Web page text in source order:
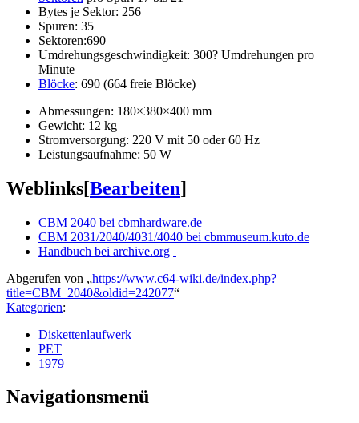
Bytes je Sektor: 256
Spuren: 35
Sektoren:690
Umdrehungsgeschwindigkeit: 300? Umdrehungen pro
Minute
Blöcke: 690 (664 freie Blöcke)
Abmessungen: 180×380×400 mm
Gewicht: 12 kg
Stromversorgung: 220 V mit 50 oder 60 Hz
Leistungsaufnahme: 50 W
Weblinks[Bearbeiten]
CBM 2040 bei cbmhardware.de
CBM 2031/2040/4031/4040 bei cbmmuseum.kuto.de
Handbuch bei archive.org
Abgerufen von „https://www.c64-wiki.de/index.php?
title=CBM_2040&oldid=242077“
Kategorien:
Diskettenlaufwerk
PET
1979
Navigationsmenü